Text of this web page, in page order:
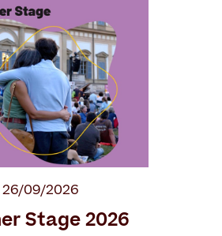
26/09/2026
Stage 2026